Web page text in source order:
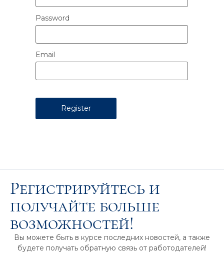
Password
Email
Регистрируйтесь и
получайте больше
возможностей!
Вы можете быть в курсе последних новостей, а также
будете получать обратную связь от работодателей!